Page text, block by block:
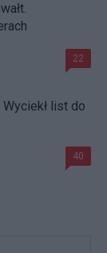
22
list do
40